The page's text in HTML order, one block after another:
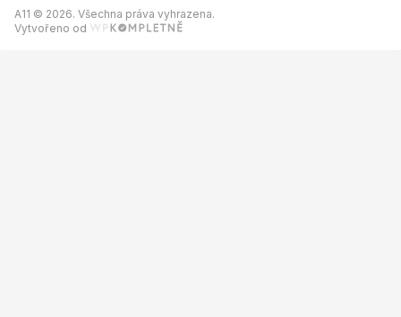
A11 © 2026. Všechna práva vyhrazena.
Vytvořeno od